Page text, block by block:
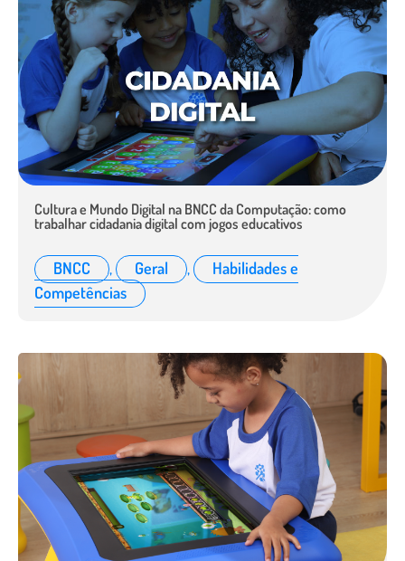
Cultura e Mundo Digital na BNCC da Computação: como
trabalhar cidadania digital com jogos educativos
BNCC , Geral ,
Habilidades e
Competências